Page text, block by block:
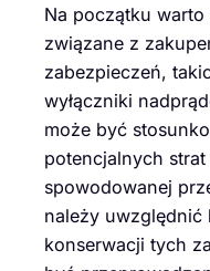
Na początku
związane z
zabezpieczeń,
wyłączniki
może być
potencjalnych
spowodowanej
należy uwzględnić
konserwacji tych